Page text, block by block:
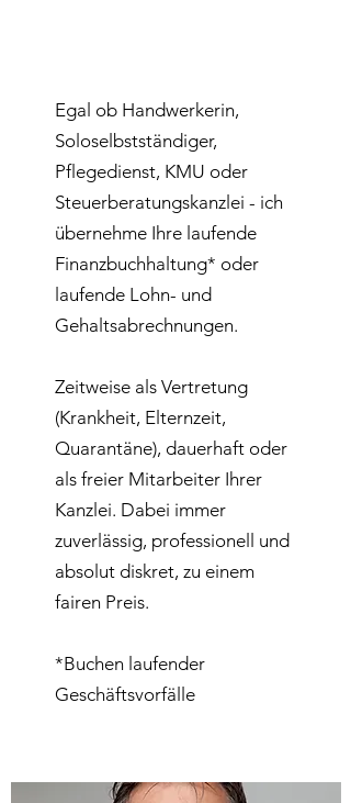
Egal ob Handwerkerin,
Soloselbstständiger,
Pflegedienst, KMU oder
Steuerberatungskanzlei - ich
übernehme Ihre laufende
Finanzbuchhaltung* oder
laufende Lohn- und
Gehaltsabrechnungen.
Zeitweise als Vertretung
(Krankheit, Elternzeit,
Quarantäne), dauerhaft oder
als freier Mitarbeiter Ihrer
Kanzlei. Dabei immer
zuverlässig, professionell und
absolut diskret, zu einem
fairen Preis.
*Buchen laufender
Geschäftsvorfälle